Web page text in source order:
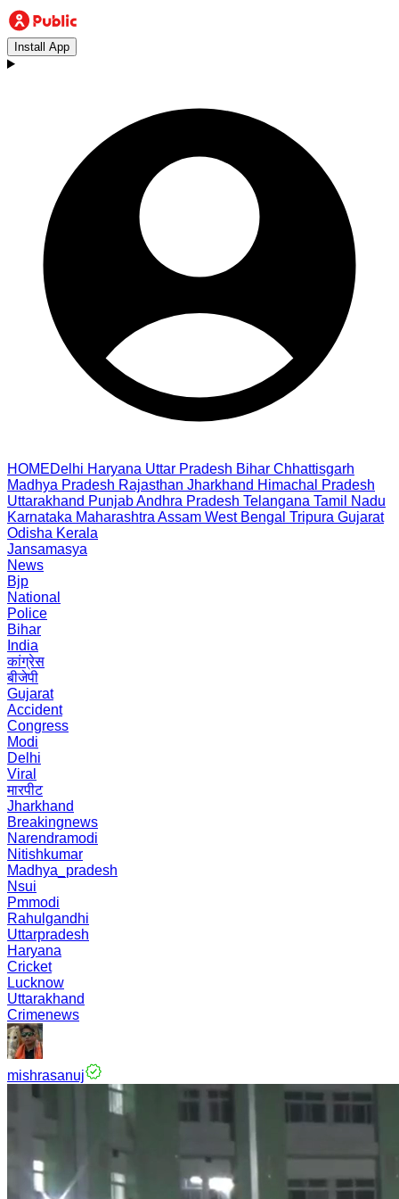
Install App
HOMEDelhi Haryana Uttar Pradesh Bihar Chhattisgarh
Madhya Pradesh Rajasthan Jharkhand Himachal Pradesh
Uttarakhand PunjabAndhra Pradesh Telangana Tamil Nadu
Karnataka Maharashtra Assam West Bengal Tripura Gujarat
Odisha Kerala
Jansamasya
News
Bjp
National
Police
Bihar
India
कांग्रेस
बीजेपी
Gujarat
Accident
Congress
Modi
Delhi
Viral
मारपीट
Jharkhand
Breakingnews
Narendramodi
Nitishkumar
Madhya_pradesh
Nsui
Pmmodi
Rahulgandhi
Uttarpradesh
Haryana
Cricket
Lucknow
Uttarakhand
Crimenews
mishrasanuj